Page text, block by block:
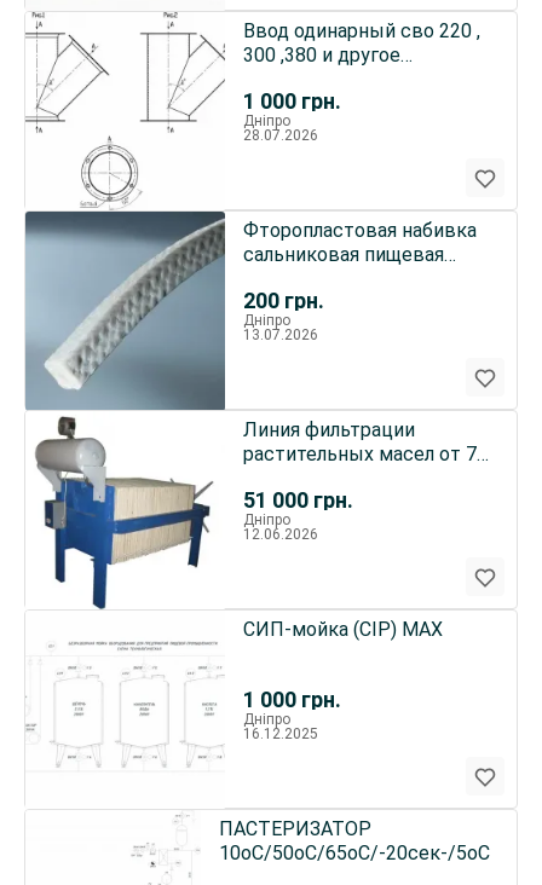
1 000 грн.
Ввод одинарный сво 220 ,
300 ,380 и другое
Дніпро
28.07.2026
200 грн.
Фторопластовая набивка
сальниковая пищевая
Дніпро
13.07.2026
51 000 грн.
Линия фильтрации
растительных масел от 75
Дніпро
12.06.2026
1 000 грн.
СИП-мойка (CIP) MAX
Дніпро
16.12.2025
ПАСТЕРИЗАТОР
10оС/50оС/65оС/-20сек-/5оС